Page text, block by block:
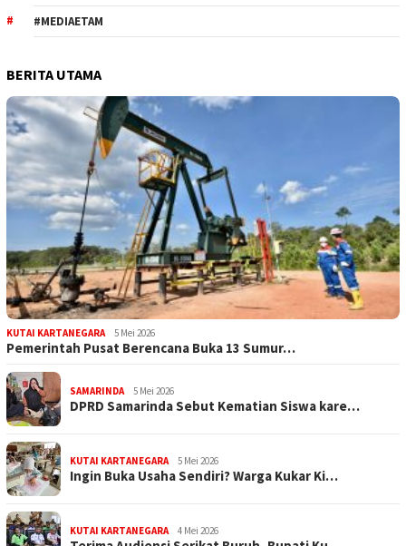
#MEDIAETAM
BERITA UTAMA
KUTAI KARTANEGARA 5 Mei 2026
Pemerintah Pusat Berencana Buka 13 Sumur…
SAMARINDA 5 Mei 2026
DPRD Samarinda Sebut Kematian Siswa kare…
KUTAI KARTANEGARA 5 Mei 2026
Ingin Buka Usaha Sendiri? Warga Kukar Ki…
KUTAI KARTANEGARA 4 Mei 2026